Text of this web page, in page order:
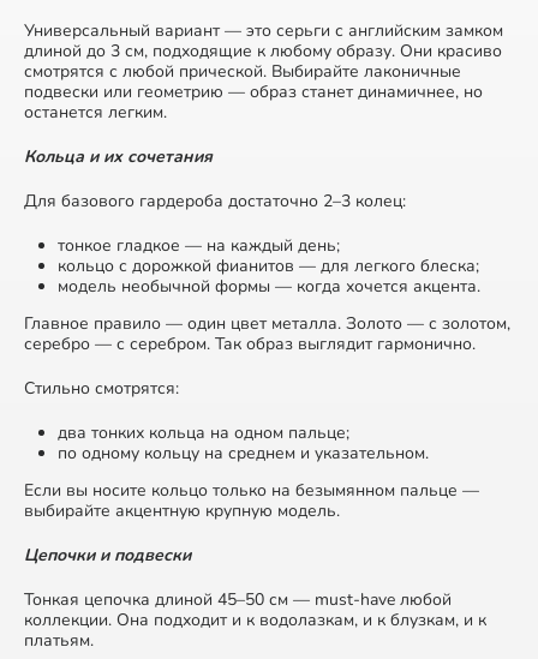
Универсальный вариант — это серьги с английским замком
длиной до 3 см, подходящие к любому образу. Они красиво
смотрятся с любой прической. Выбирайте лаконичные
подвески или геометрию — образ станет динамичнее, но
останется легким.
Кольца и их сочетания
Для базового гардероба достаточно 2–3 колец:
тонкое гладкое — на каждый день;
кольцо с дорожкой фианитов — для легкого блеска;
модель необычной формы — когда хочется акцента.
Главное правило — один цвет металла. Золото — с золотом,
серебро — с серебром. Так образ выглядит гармонично.
Стильно смотрятся:
два тонких кольца на одном пальце;
по одному кольцу на среднем и указательном.
Если вы носите кольцо только на безымянном пальце —
выбирайте акцентную крупную модель.
Цепочки и подвески
Тонкая цепочка длиной 45–50 см — must-have любой
коллекции. Она подходит и к водолазкам, и к блузкам, и к
платьям.